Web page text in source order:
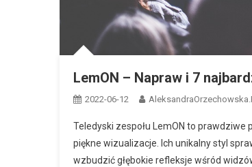
LemON – Napraw i 7
2022-06-12
Teledyski zespołu LemON to prawdziwe
piękne wizualizacje. Ich unikalny styl
wzbudzić głębokie refleksje wśród